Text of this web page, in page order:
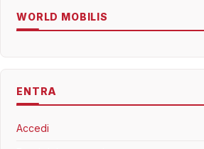
WORLD MOBILIS
ENTRA
Accedi